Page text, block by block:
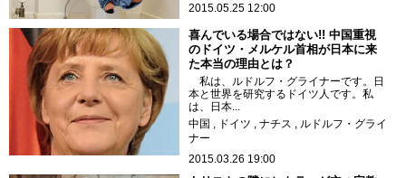
2015.05.25 12:00
喜んでいる場合ではない!! 中国重視
のドイツ・メルケル首相が日本に来
た本当の理由とは？
私は、ルドルフ・グライナーです。日
本と世界を研究するドイツ人です。私
は、日本...
中国
ドイツ ナチス
ルドルフ・グライ
ナー
2015.03.26 19:00